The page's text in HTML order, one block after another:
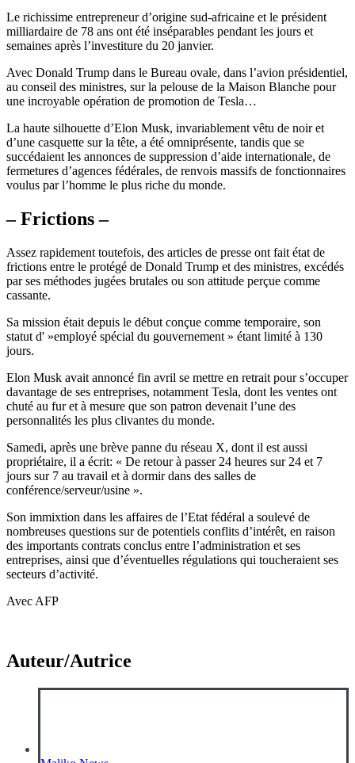
Le richissime entrepreneur d’origine sud-africaine et le président
milliardaire de 78 ans ont été inséparables pendant les jours et
semaines après l’investiture du 20 janvier.
Avec Donald Trump dans le Bureau ovale, dans l’avion présidentiel,
au conseil des ministres, sur la pelouse de la Maison Blanche pour
une incroyable opération de promotion de Tesla…
La haute silhouette d’Elon Musk, invariablement vêtu de noir et
d’une casquette sur la tête, a été omniprésente, tandis que se
succédaient les annonces de suppression d’aide internationale, de
fermetures d’agences fédérales, de renvois massifs de fonctionnaires
voulus par l’homme le plus riche du monde.
– Frictions –
Assez rapidement toutefois, des articles de presse ont fait état de
frictions entre le protégé de Donald Trump et des ministres, excédés
par ses méthodes jugées brutales ou son attitude perçue comme
cassante.
Sa mission était depuis le début conçue comme temporaire, son
statut d' »employé spécial du gouvernement » étant limité à 130
jours.
Elon Musk avait annoncé fin avril se mettre en retrait pour s’occuper
davantage de ses entreprises, notamment Tesla, dont les ventes ont
chuté au fur et à mesure que son patron devenait l’une des
personnalités les plus clivantes du monde.
Samedi, après une brève panne du réseau X, dont il est aussi
propriétaire, il a écrit: « De retour à passer 24 heures sur 24 et 7
jours sur 7 au travail et à dormir dans des salles de
conférence/serveur/usine ».
Son immixtion dans les affaires de l’Etat fédéral a soulevé de
nombreuses questions sur de potentiels conflits d’intérêt, en raison
des importants contrats conclus entre l’administration et ses
entreprises, ainsi que d’éventuelles régulations qui toucheraient ses
secteurs d’activité.
Avec AFP
Auteur/Autrice